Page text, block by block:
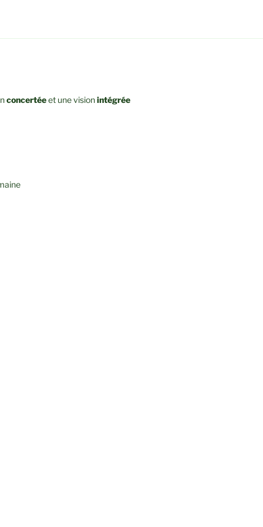
concertéeet une visionintégrée